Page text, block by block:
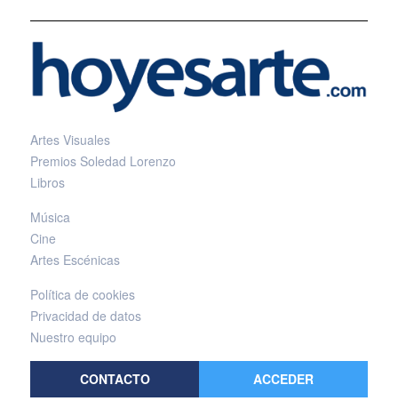
Artes Visuales
Premios Soledad Lorenzo
Libros
Música
Cine
Artes Escénicas
Política de cookies
Privacidad de datos
Nuestro equipo
CONTACTO ACCEDER